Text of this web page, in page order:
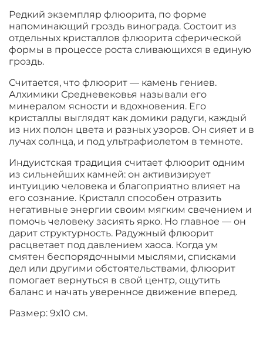
Редкий экземпляр флюорита, по форме
напоминающий гроздь винограда. Состоит из
отдельных кристаллов флюорита сферической
формы в процессе роста сливающихся в единую
гроздь.
Считается, что флюорит — камень гениев.
Алхимики Средневековья называли его
минералом ясности и вдохновения. Его
кристаллы выглядят как домики радуги, каждый
из них полон цвета и разных узоров. Он сияет и в
лучах солнца, и под ультрафиолетом в темноте.
Индуистская традиция считает флюорит одним
из сильнейших камней: он активизирует
интуицию человека и благоприятно влияет на
его сознание. Кристалл способен отразить
негативные энергии своим мягким свечением и
помочь человеку засиять ярко. Но главное — он
дарит структурность. Радужный флюорит
расцветает под давлением хаоса. Когда ум
смятен беспорядочными мыслями, списками
дел или другими обстоятельствами, флюорит
помогает вернуться в свой центр, ощутить
баланс и начать уверенное движение вперед.
Размер: 9х10 см.